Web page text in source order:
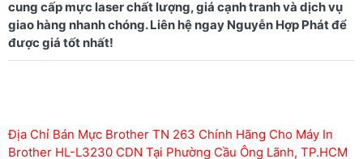
cung cấp mực laser chất lượng, giá cạnh tranh và dịch vụ
giao hàng nhanh chóng. Liên hệ ngay Nguyễn Hợp Phát để
Địa Chỉ Bán Mực Brother TN 263 Chính Hãng Cho Máy In
Brother HL-L3230 CDN Tại Phường Cầu Ông Lãnh, TP.HCM